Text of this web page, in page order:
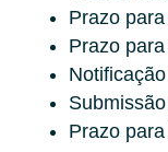
Prazo
Prazo
Prazo